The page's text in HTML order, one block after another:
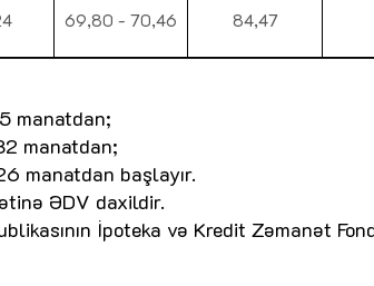
69,80 - 70,46 84,47
manatdan;
manatdan;
manatdan başlayır.
ƏDV daxildir.
İpoteka və Kredit Zəmanət